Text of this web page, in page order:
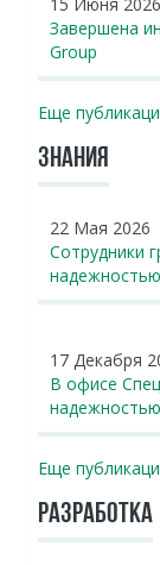
Завершена
Group
Еще
ЗНАНИЯ
22 Мая 2026
Сотрудники
17 Декабря
В офисе
Еще
РАЗРАБОТКА